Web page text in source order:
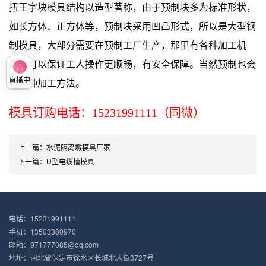
扭王字块模具结构以造型著称，由于预制块多为标准形状，
如长方体、正方体等，预制块采用凹凸形式，所以是大型钢
制模具，大部分需要在预制工厂生产，那里有各种加工机
器，可以保证工人操作更顺畅，有安全保障。当然预制也会
有这种加工方法。
模具订购电话：15231991111（同微）
上一篇： 水泥隔离墩模具厂家
下一篇： U型电缆槽模具
电话：15231991111
手机：13503380970
邮箱：971777085@qq.com
地址：河北省保定市徐水区长城北大街3727号
直播中